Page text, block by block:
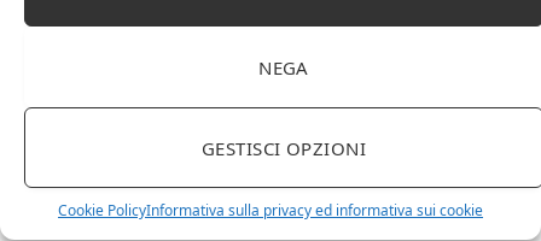
NEGA
GESTISCI OPZIONI
Cookie PolicyInformativa sulla privacy ed informativa sui cookie